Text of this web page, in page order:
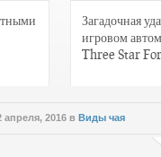
Загадочная
игровом
Three Star
апреля, 2016 в Виды чая